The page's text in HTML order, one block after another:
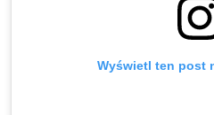
Wyświetl ten post